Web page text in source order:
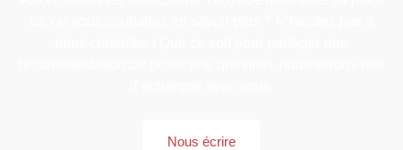
Nous écrire